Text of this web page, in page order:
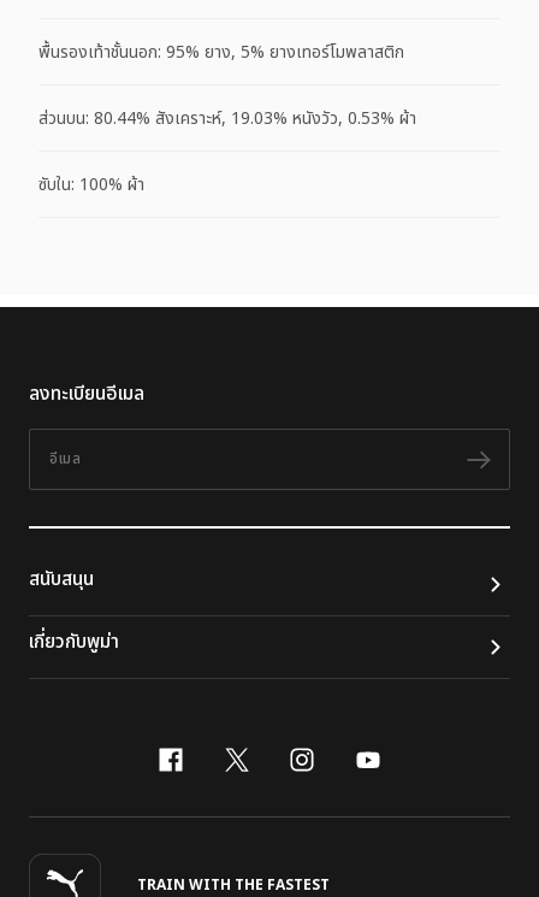
พื้นรองเท้าชั้นนอก: 95% ยาง, 5% ยางเทอร์โมพลาสติก
ส่วนบน: 80.44% สังเคราะห์, 19.03% หนังวัว, 0.53% ผ้า
ซับใน: 100% ผ้า
ลงทะเบียนอีเมล
ติดต
สนับสนุน
เกี่ยวกับพูม่า
facebook
x-twitter
instagram
youtube
TRAIN WITH THE FASTEST